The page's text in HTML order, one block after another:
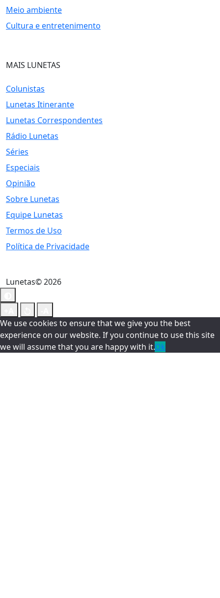
Meio ambiente
Cultura e entretenimento
MAIS LUNETAS
Colunistas
Lunetas Itinerante
Lunetas Correspondentes
Rádio Lunetas
Séries
Especiais
Opinião
Sobre Lunetas
Equipe Lunetas
Termos de Uso
Política de Privacidade
Lunetas© 2026
We use cookies to ensure that we give you the best
experience on our website. If you continue to use this site
we will assume that you are happy with it.Ok